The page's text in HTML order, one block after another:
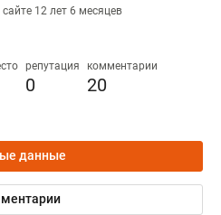
сайте 12 лет 6 месяцев
репутация
0
комментарии
20
данные